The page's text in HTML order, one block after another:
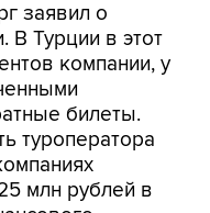
заявил о
В Турции в этот
компании, у
билеты.
туроператора
млн рублей в